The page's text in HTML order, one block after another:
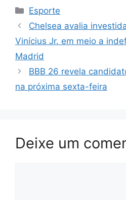
Categorias
Esporte
Chelsea avalia
Vinícius Jr. em meio a
Madrid
BBB 26 revela
na próxima sexta-feira
Deixe um